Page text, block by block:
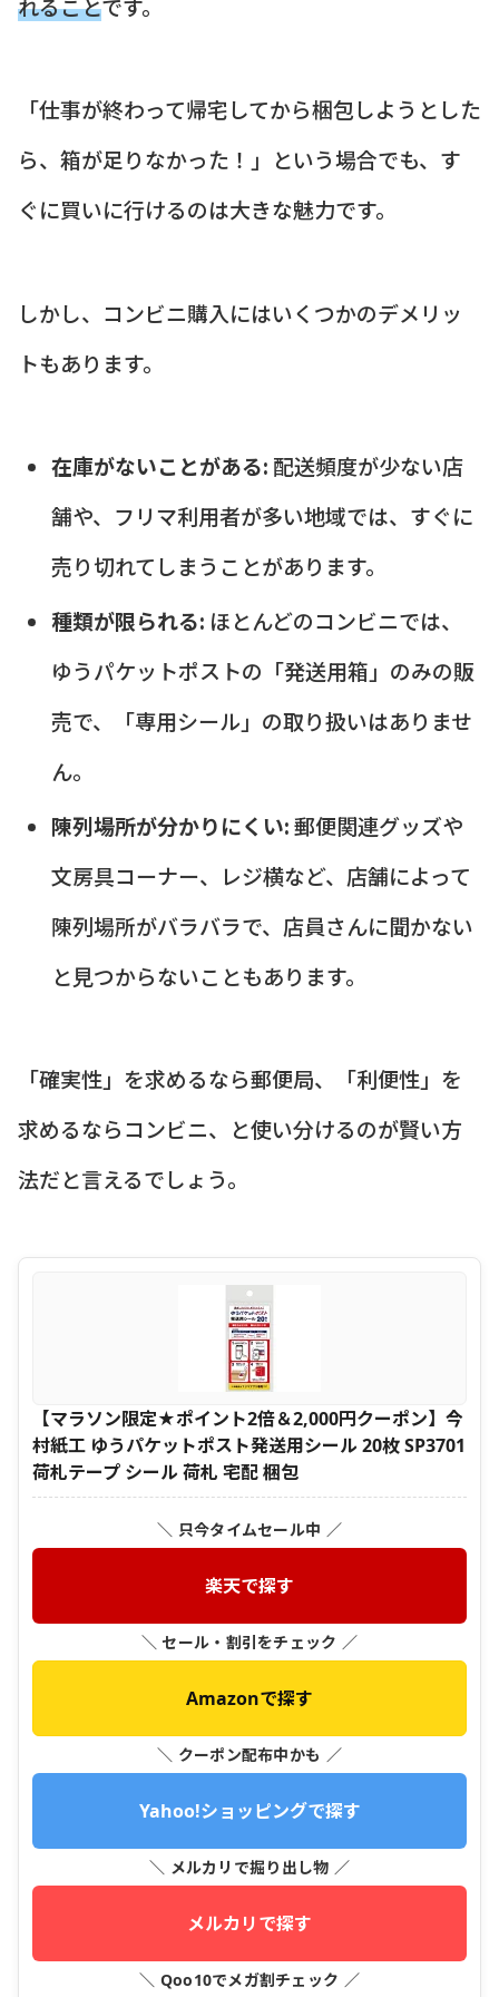
「仕事が終わって帰宅してから梱包しようとした
ら、箱が足りなかった！」という場合でも、す
ぐに買いに行けるのは大きな魅力です。
しかし、コンビニ購入にはいくつかのデメリッ
トもあります。
在庫がないことがある: 配送頻度が少ない店
舗や、フリマ利用者が多い地域では、すぐに
売り切れてしまうことがあります。
種類が限られる: ほとんどのコンビニでは、
ゆうパケットポストの「発送用箱」のみの販
売で、「専用シール」の取り扱いはありませ
ん。
陳列場所が分かりにくい:郵便関連グッズや
文房具コーナー、レジ横など、店舗によって
陳列場所がバラバラで、店員さんに聞かない
と見つからないこともあります。
「確実性」を求めるなら郵便局、「利便性」を
求めるならコンビニ、と使い分けるのが賢い方
法だと言えるでしょう。
【マラソン限定★ポイント2倍＆2,000円クーポン】今
村紙工 ゆうパケットポスト発送用シール 20枚 SP3701
荷札テープ シール 荷札 宅配 梱包
＼ 只今タイムセール中 ／
楽天で探す
＼ セール・割引をチェック ／
Amazonで探す
＼ クーポン配布中かも ／
Yahoo!ショッピングで探す
＼ メルカリで掘り出し物 ／
メルカリで探す
＼ Qoo10でメガ割チェック ／